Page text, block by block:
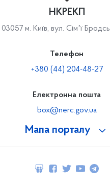
Мапа порталу
НКРЕКП
03057 м. Київ, вул. Сімʼї
Телефон
+380 (44) 204-48-27
Електронна пошта
box@nerc.gov.ua